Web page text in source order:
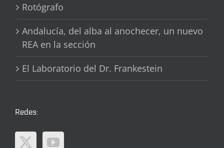
Rotógrafo
Andalucía, del alba al anochecer, un nuevo
REA en la sección
El Laboratorio del Dr. Frankestein
Redes: